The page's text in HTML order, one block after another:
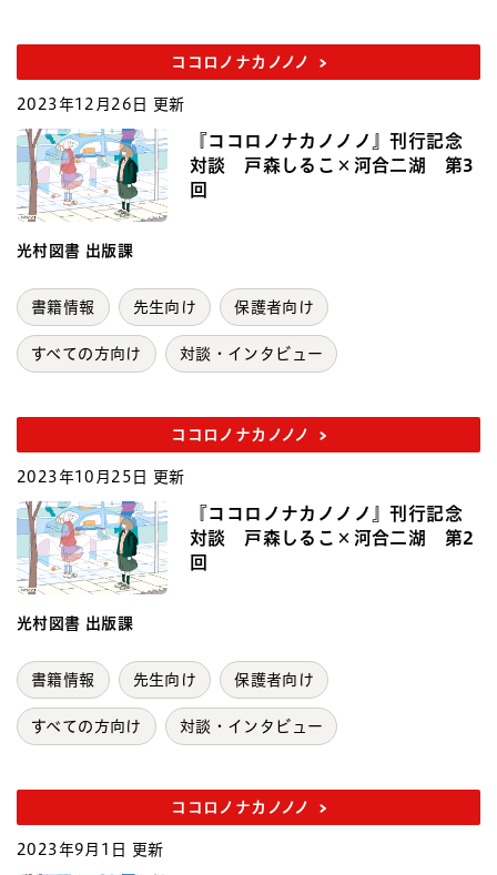
ココロノナカノノノ
2023年12月26日 更新
『ココロノナカノノノ』刊行記念
対談 戸森しるこ×河合二湖 第3
回
光村図書 出版課
書籍情報 先生向け 保護者向け
すべての方向け 対談・インタビュー
ココロノナカノノノ
2023年10月25日 更新
『ココロノナカノノノ』刊行記念
対談 戸森しるこ×河合二湖 第2
回
光村図書 出版課
書籍情報 先生向け 保護者向け
すべての方向け 対談・インタビュー
ココロノナカノノノ
2023年9月1日 更新